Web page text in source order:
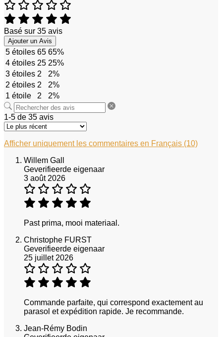
Basé sur 35 avis
Ajouter un Avis
5 étoiles 65 65%
4 étoiles 25 25%
3 étoiles 2
2%
2 étoiles 2
2%
1 étoile
2 2%
1-5 de 35 avis
Afficher uniquement les commentaires en Français (10)
Willem Gall
Geverifieerde eigenaar
3 août 2026
Past prima, mooi materiaal.
Christophe FURST
Geverifieerde eigenaar
25 juillet 2026
Commande parfaite, qui correspond exactement au
parasol et expédition rapide. Je recommande.
Jean-Rémy Bodin